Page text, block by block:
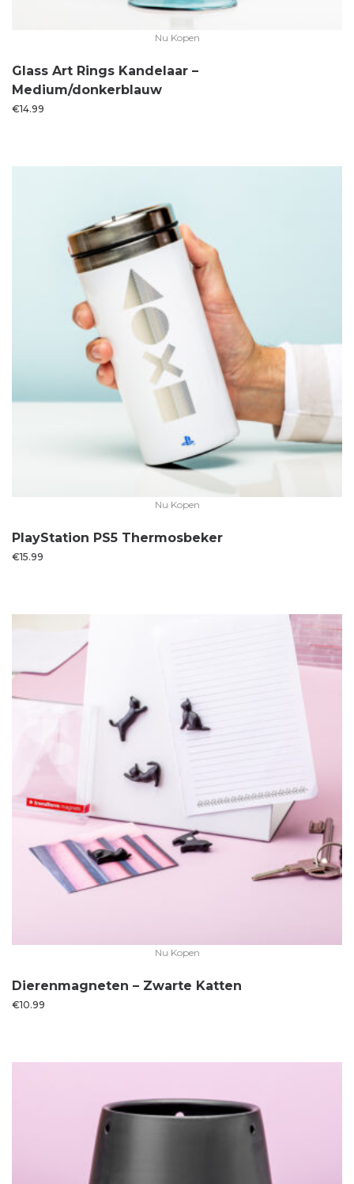
Nu Kopen
Glass Art Rings Kandelaar –
Medium/donkerblauw
€14.99
Nu Kopen
PlayStation PS5 Thermosbeker
€15.99
Nu Kopen
Dierenmagneten – Zwarte Katten
€10.99